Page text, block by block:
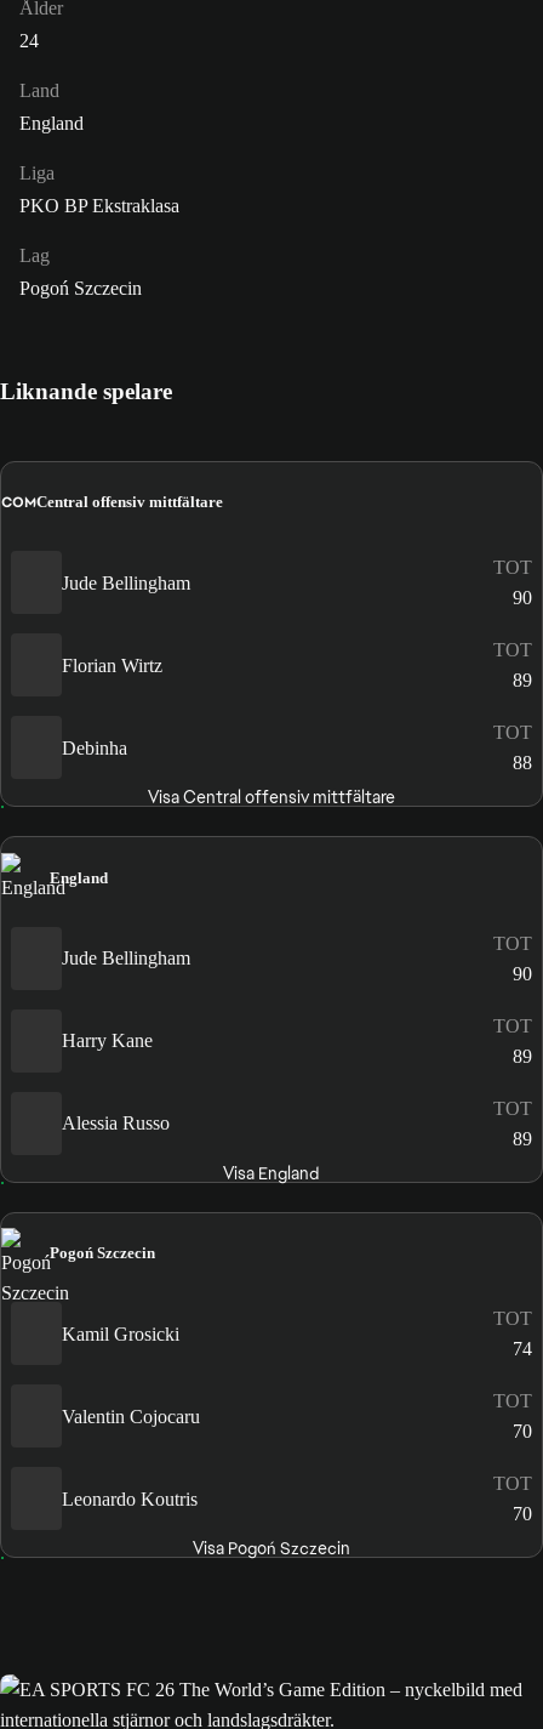
Ålder
24
Land
England
Liga
PKO BP Ekstraklasa
Lag
Pogoń Szczecin
Liknande spelare
COMCentral offensiv mittfältare
Jude Bellingham
TOT
90
Florian Wirtz
TOT
89
Debinha
TOT
88
Visa Central offensiv mittfältare
England
Jude Bellingham
TOT
90
Harry Kane
TOT
89
Alessia Russo
TOT
89
Visa England
Pogoń Szczecin
Kamil Grosicki
TOT
74
Valentin Cojocaru
TOT
70
Leonardo Koutris
TOT
70
Visa Pogoń Szczecin